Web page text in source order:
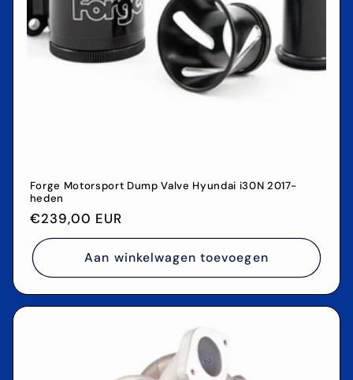
Forge Motorsport Dump Valve Hyundai i30N 2017-
heden
Normale
prijs
€239,00 EUR
Aan winkelwagen toevoegen